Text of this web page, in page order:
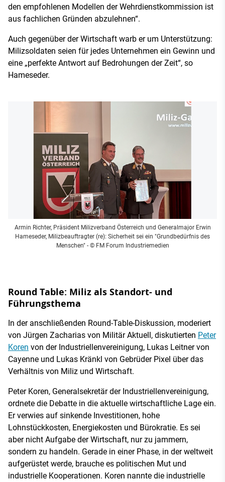
den empfohlenen Modellen der Wehrdienstkommission ist
aus fachlichen Gründen abzulehnen“.
Auch gegenüber der Wirtschaft warb er um Unterstützung:
Milizsoldaten seien für jedes Unternehmen ein Gewinn und
eine „perfekte Antwort auf Bedrohungen der Zeit“, so
Hameseder.
Armin Richter, Präsident Milizverband Österreich und Generalmajor Erwin
Hameseder, Milizbeauftragter (re): Sicherheit sei ein "Grundbedürfnis des
Menschen"- © FM Forum Industriemedien
Round Table: Miliz als Standort- und
Führungsthema
In der anschließenden Round-Table-Diskussion, moderiert
von Jürgen Zacharias von Militär Aktuell, diskutierten Peter
Koren von der Industriellenvereinigung, Lukas Leitner von
Cayenne und Lukas Kränkl von Gebrüder Pixel über das
Verhältnis von Miliz und Wirtschaft.
Peter Koren, Generalsekretär der Industriellenvereinigung,
ordnete die Debatte in die aktuelle wirtschaftliche Lage ein.
Er verwies auf sinkende Investitionen, hohe
Lohnstückkosten, Energiekosten und Bürokratie. Es sei
aber nicht Aufgabe der Wirtschaft, nur zu jammern,
sondern zu handeln. Gerade in einer Phase, in der weltweit
aufgerüstet werde, brauche es politischen Mut und
industrielle Kooperationen. Koren nannte die industrielle